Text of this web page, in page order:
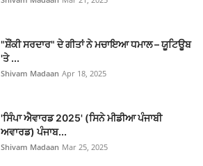
"ਸ਼ੌਂਕੀ ਸਰਦਾਰ" ਦੇ ਗੀਤਾਂ ਨੇ ਮਚਾਇਆ ਧਮਾਲ – ਯੂਟਿਊਬ
'ਤੇ ...
Shivam Madaan Apr 18, 2025
'ਸਿੰਪਾ ਐਵਾਰਡ 2025' (ਸਿਨੇ ਮੀਡੀਆ ਪੰਜਾਬੀ
ਅਵਾਰਡ) ਪੰਜਾਬ...
Shivam Madaan Mar 25, 2025